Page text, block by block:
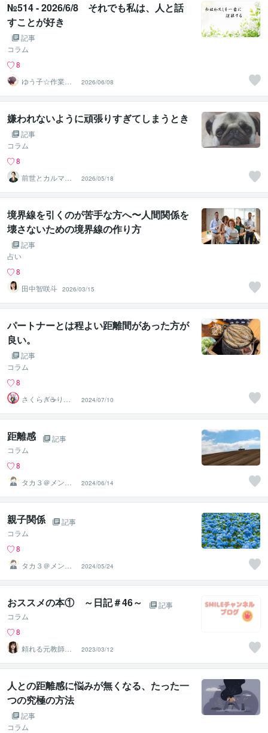
№514 - 2026/6/8 それでも私は、人と話
すことが好き
記事
コラム
8
ゆう子☆作業療
法士＆ライフコ
ーチ
2026/06/08
嫌われないように頑張りすぎてしまうとき
記事
コラム
8
前世とカルマの
翻訳者 Haku
2026/05/18
境界線を引くのが苦手な方へ〜人間関係を
壊さないための境界線の作り方
記事
占い
8
田中智咲斗 2026/03/15
パートナーとは程よい距離間があった方が
良い。
記事
コラム
8
さくらぎ☕りょ
う⛎癒やし電話
相談サロン
2024/07/10
距離感
記事
コラム
8
タカ３＠メンタ
ルコーチ
2024/06/14
親子関係
記事
コラム
8
タカ３＠メンタ
ルコーチ
2024/05/24
おススメの本① ～日記＃46～
記事
コラム
8
頼れる元教師✨
そら✨寄り添い
人
2023/03/12
人との距離感に悩みが無くなる、たった一
つの究極の方法
記事
コラム